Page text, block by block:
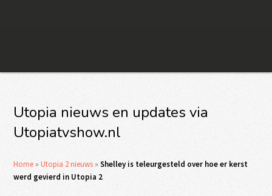
Utopia nieuws en updates via
Utopiatvshow.nl
Home »Utopia 2 nieuws »Shelley is teleurgesteld over hoe er kerst
werd gevierd in Utopia 2